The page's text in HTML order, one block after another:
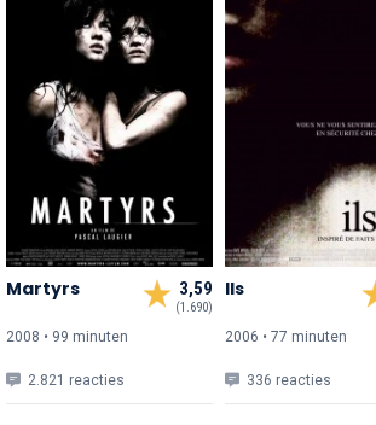
3,59
(1.690)
Martyrs
2008 • 99 minuten
2.821 reacties
Ils
2006 • 77 minuten
336 reacties